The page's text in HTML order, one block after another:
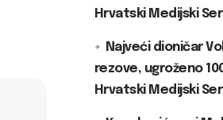
Hrvatski Medijski
Najveći dioničar
rezove, ugroženo
Hrvatski Medijski